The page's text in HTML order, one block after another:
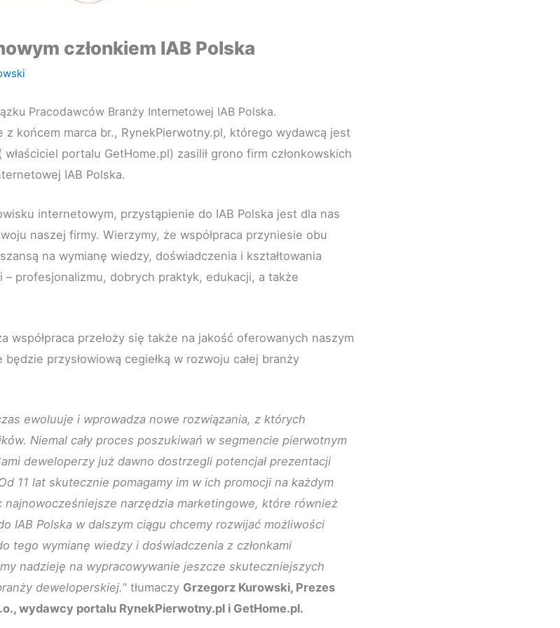
członkiem IAB Polska
Pracodawców Branży Internetowej IAB Polska.
z końcem marca br., RynekPierwotny.pl, którego wydawcą jest
portalu GetHome.pl) zasilił grono firm członkowskich
IAB Polska.
internetowym, przystąpienie do IAB Polska jest dla nas
naszej firmy. Wierzymy, że współpraca przyniesie obu
na wymianę wiedzy, doświadczenia i kształtowania
profesjonalizmu, dobrych praktyk, edukacji, a także
współpraca przełoży się także na jakość oferowanych naszym
przysłowiową cegiełką w rozwoju całej branży
ewoluuje i wprowadza nowe rozwiązania, z których
Niemal cały proces poszukiwań w segmencie pierwotnym
deweloperzy już dawno dostrzegli potencjał prezentacji
11 lat skutecznie pomagamy im w ich promocji na każdym
narzędzia marketingowe, które również
IAB Polska w dalszym ciągu chcemy rozwijać możliwości
tego wymianę wiedzy i doświadczenia z członkami
nadzieję na wypracowywanie jeszcze skuteczniejszych
deweloperskiej.” tłumaczy Grzegorz Kurowski, Prezes
wydawcy portalu RynekPierwotny.pl i GetHome.pl.